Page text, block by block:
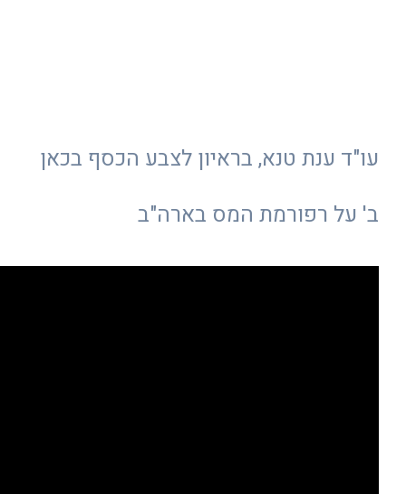
עו"ד ענת טנא, בראיון לצבע הכסף בכאן
ב' על רפורמת המס בארה"ב